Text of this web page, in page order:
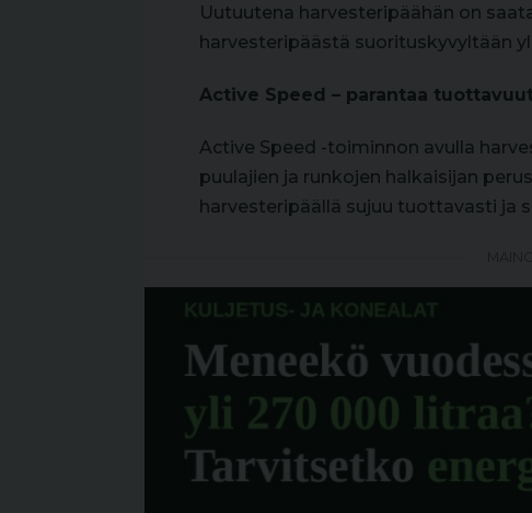
Uutuutena harvesteripäähän on
harvesteripäästä suorituskyvyltään
Active Speed – parantaa
Active Speed -toiminnon avulla
puulajien ja runkojen halkaisijan
harvesteripäällä sujuu tuottavasti ja